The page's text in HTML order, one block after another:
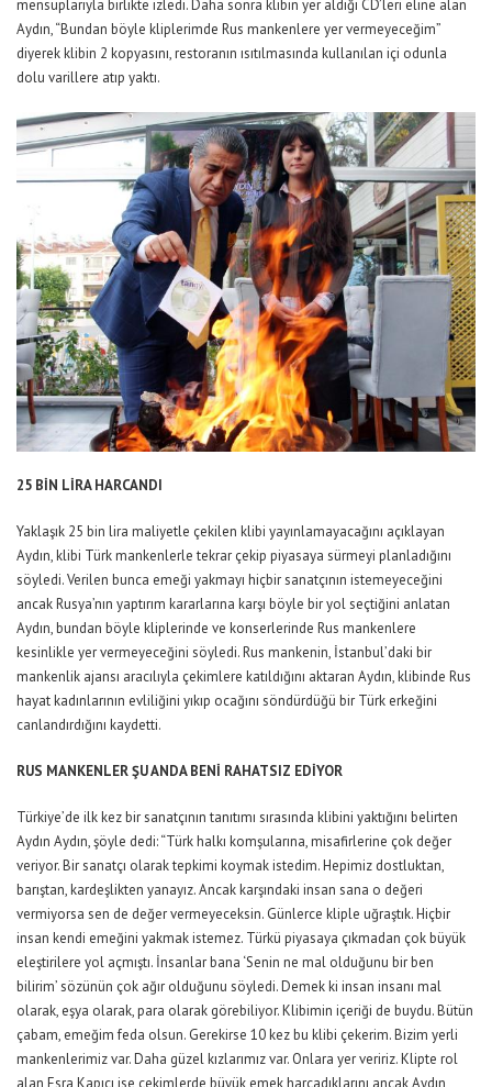
mensuplarıyla birlikte izledi. Daha sonra klibin yer aldığı CD’leri eline alan
Aydın, “Bundan böyle kliplerimde Rus mankenlere yer vermeyeceğim”
diyerek klibin 2 kopyasını, restoranın ısıtılmasında kullanılan içi odunla
dolu varillere atıp yaktı.
25 BİN LİRA HARCANDI
Yaklaşık 25 bin lira maliyetle çekilen klibi yayınlamayacağını açıklayan
Aydın, klibi Türk mankenlerle tekrar çekip piyasaya sürmeyi planladığını
söyledi. Verilen bunca emeği yakmayı hiçbir sanatçının istemeyeceğini
ancak Rusya’nın yaptırım kararlarına karşı böyle bir yol seçtiğini anlatan
Aydın, bundan böyle kliplerinde ve konserlerinde Rus mankenlere
kesinlikle yer vermeyeceğini söyledi. Rus mankenin, İstanbul’daki bir
mankenlik ajansı aracılıyla çekimlere katıldığını aktaran Aydın, klibinde Rus
hayat kadınlarının evliliğini yıkıp ocağını söndürdüğü bir Türk erkeğini
canlandırdığını kaydetti.
RUS MANKENLER ŞU ANDA BENİ RAHATSIZ EDİYOR
Türkiye’de ilk kez bir sanatçının tanıtımı sırasında klibini yaktığını belirten
Aydın Aydın, şöyle dedi: “Türk halkı komşularına, misafirlerine çok değer
veriyor. Bir sanatçı olarak tepkimi koymak istedim. Hepimiz dostluktan,
barıştan, kardeşlikten yanayız. Ancak karşındaki insan sana o değeri
vermiyorsa sen de değer vermeyeceksin. Günlerce kliple uğraştık. Hiçbir
insan kendi emeğini yakmak istemez. Türkü piyasaya çıkmadan çok büyük
eleştirilere yol açmıştı. İnsanlar bana ‘Senin ne mal olduğunu bir ben
bilirim’ sözünün çok ağır olduğunu söyledi. Demek ki insan insanı mal
olarak, eşya olarak, para olarak görebiliyor. Klibimin içeriği de buydu. Bütün
çabam, emeğim feda olsun. Gerekirse 10 kez bu klibi çekerim. Bizim yerli
mankenlerimiz var. Daha güzel kızlarımız var. Onlara yer veririz. Klipte rol
alan Esra Kapıcı ise çekimlerde büyük emek harcadıklarını ancak Aydın